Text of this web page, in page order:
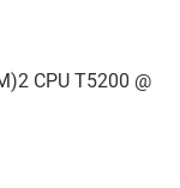
CPU T5200 @